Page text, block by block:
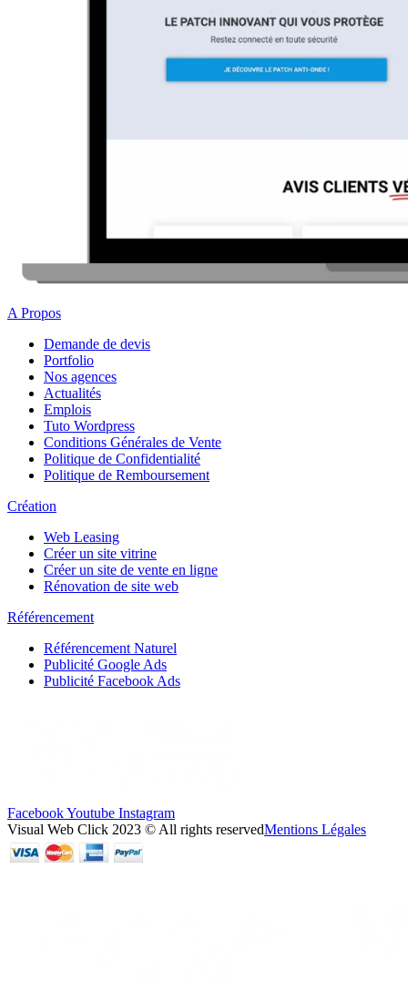
A Propos
Demande de devis
Portfolio
Nos agences
Actualités
Emplois
Tuto Wordpress
Conditions Générales de Vente
Politique de Confidentialité
Politique de Remboursement
Création
Web Leasing
Créer un site vitrine
Créer un site de vente en ligne
Rénovation de site web
Référencement
Référencement Naturel
Publicité Google Ads
Publicité Facebook Ads
FacebookYoutube Instagram
Visual Web Click 2023 © All rights reservedMentions Légales